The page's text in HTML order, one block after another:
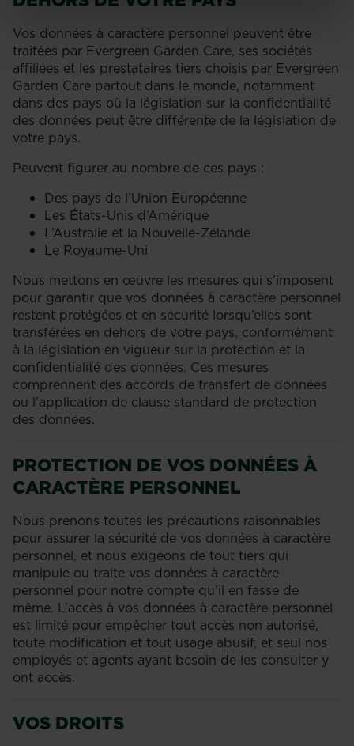
Vos données à caractère personnel peuvent être
traitées par Evergreen Garden Care, ses sociétés
affiliées et les prestataires tiers choisis par Evergreen
Garden Care partout dans le monde, notamment
dans des pays où la législation sur la confidentialité
des données peut être différente de la législation de
votre pays.
Peuvent figurer au nombre de ces pays :
Des pays de l’Union Européenne
Les États-Unis d’Amérique
L’Australie et la Nouvelle-Zélande
Le Royaume-Uni
Nous mettons en œuvre les mesures qui s’imposent
pour garantir que vos données à caractère personnel
restent protégées et en sécurité lorsqu’elles sont
transférées en dehors de votre pays, conformément
à la législation en vigueur sur la protection et la
confidentialité des données. Ces mesures
comprennent des accords de transfert de données
ou l’application de clause standard de protection
des données.
PROTECTION DE VOS DONNÉES À
CARACTÈRE PERSONNEL
Nous prenons toutes les précautions raisonnables
pour assurer la sécurité de vos données à caractère
personnel, et nous exigeons de tout tiers qui
manipule ou traite vos données à caractère
personnel pour notre compte qu’il en fasse de
même. L’accès à vos données à caractère personnel
est limité pour empêcher tout accès non autorisé,
toute modification et tout usage abusif, et seul nos
employés et agents ayant besoin de les consulter y
ont accès.
VOS DROITS